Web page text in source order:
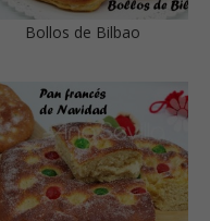
Bollos de Bilbao